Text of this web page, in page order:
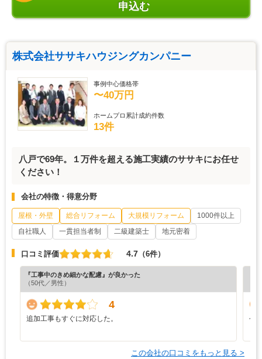
申込む
株式会社ササキハウジングカンパニー
事例中心価格帯
〜40万円
ホームプロ累計成約件数
13件
八戸で69年。１万件を超える施工実績のササキにお任せ
ください！
会社の特徴・得意分野
屋根・外壁 総合リフォーム 大規模リフォーム
1000件以上
自社職人
一貫担当者制 二級建築士 地元密着
口コミ評価 4.7 （6件）
『工事中のきめ細かな配慮』が良かった
（50代／男性）
4
追加工事もすぐに対応した。 今
この会社の口コミをもっと見る >